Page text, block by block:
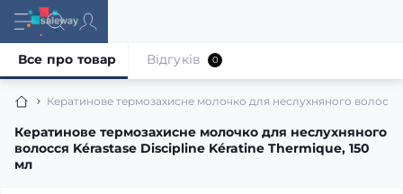
Кератинове термозахисне молочко для неслухняного
Кератинове термозахисне молочко для неслухняного
волосся Kérastase Discipline Kératine Thermique, 150
мл
Все про товар Відгуків 0